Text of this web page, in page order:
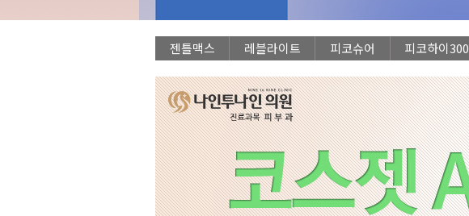
젠틀맥스 레블라이트 피코슈어 피코하이300